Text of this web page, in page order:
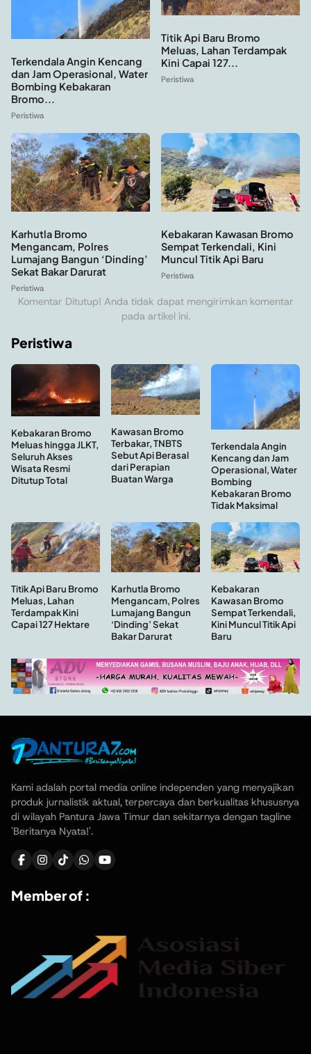
Terkendala Angin Kencang
dan Jam Operasional, Water
Bombing Kebakaran
Bromo...
Peristiwa
Titik Api Baru Bromo
Meluas, Lahan Terdampak
Kini Capai 127...
Peristiwa
Karhutla Bromo
Mengancam, Polres
Lumajang Bangun ‘Dinding’
Sekat Bakar Darurat
Peristiwa
Kebakaran Kawasan Bromo
Sempat Terkendali, Kini
Muncul Titik Api Baru
Peristiwa
Komentar Ditutup! Anda tidak dapat mengirimkan komentar
pada artikel ini.
Peristiwa
Kebakaran Bromo
Meluas hingga JLKT,
Seluruh Akses
Wisata Resmi
Ditutup Total
Kawasan Bromo
Terbakar, TNBTS
Sebut Api Berasal
dari Perapian
Buatan Warga
Terkendala Angin
Kencang dan Jam
Operasional, Water
Bombing
Kebakaran Bromo
Tidak Maksimal
Titik Api Baru Bromo
Meluas, Lahan
Terdampak Kini
Capai 127 Hektare
Karhutla Bromo
Mengancam, Polres
Lumajang Bangun
‘Dinding’ Sekat
Bakar Darurat
Kebakaran
Kawasan Bromo
Sempat Terkendali,
Kini Muncul Titik Api
Baru
Kami adalah portal media online independen yang menyajikan
produk jurnalistik aktual, terpercaya dan berkualitas khususnya
di wilayah Pantura Jawa Timur dan sekitarnya dengan tagline
'Beritanya Nyata!'.
Member of :